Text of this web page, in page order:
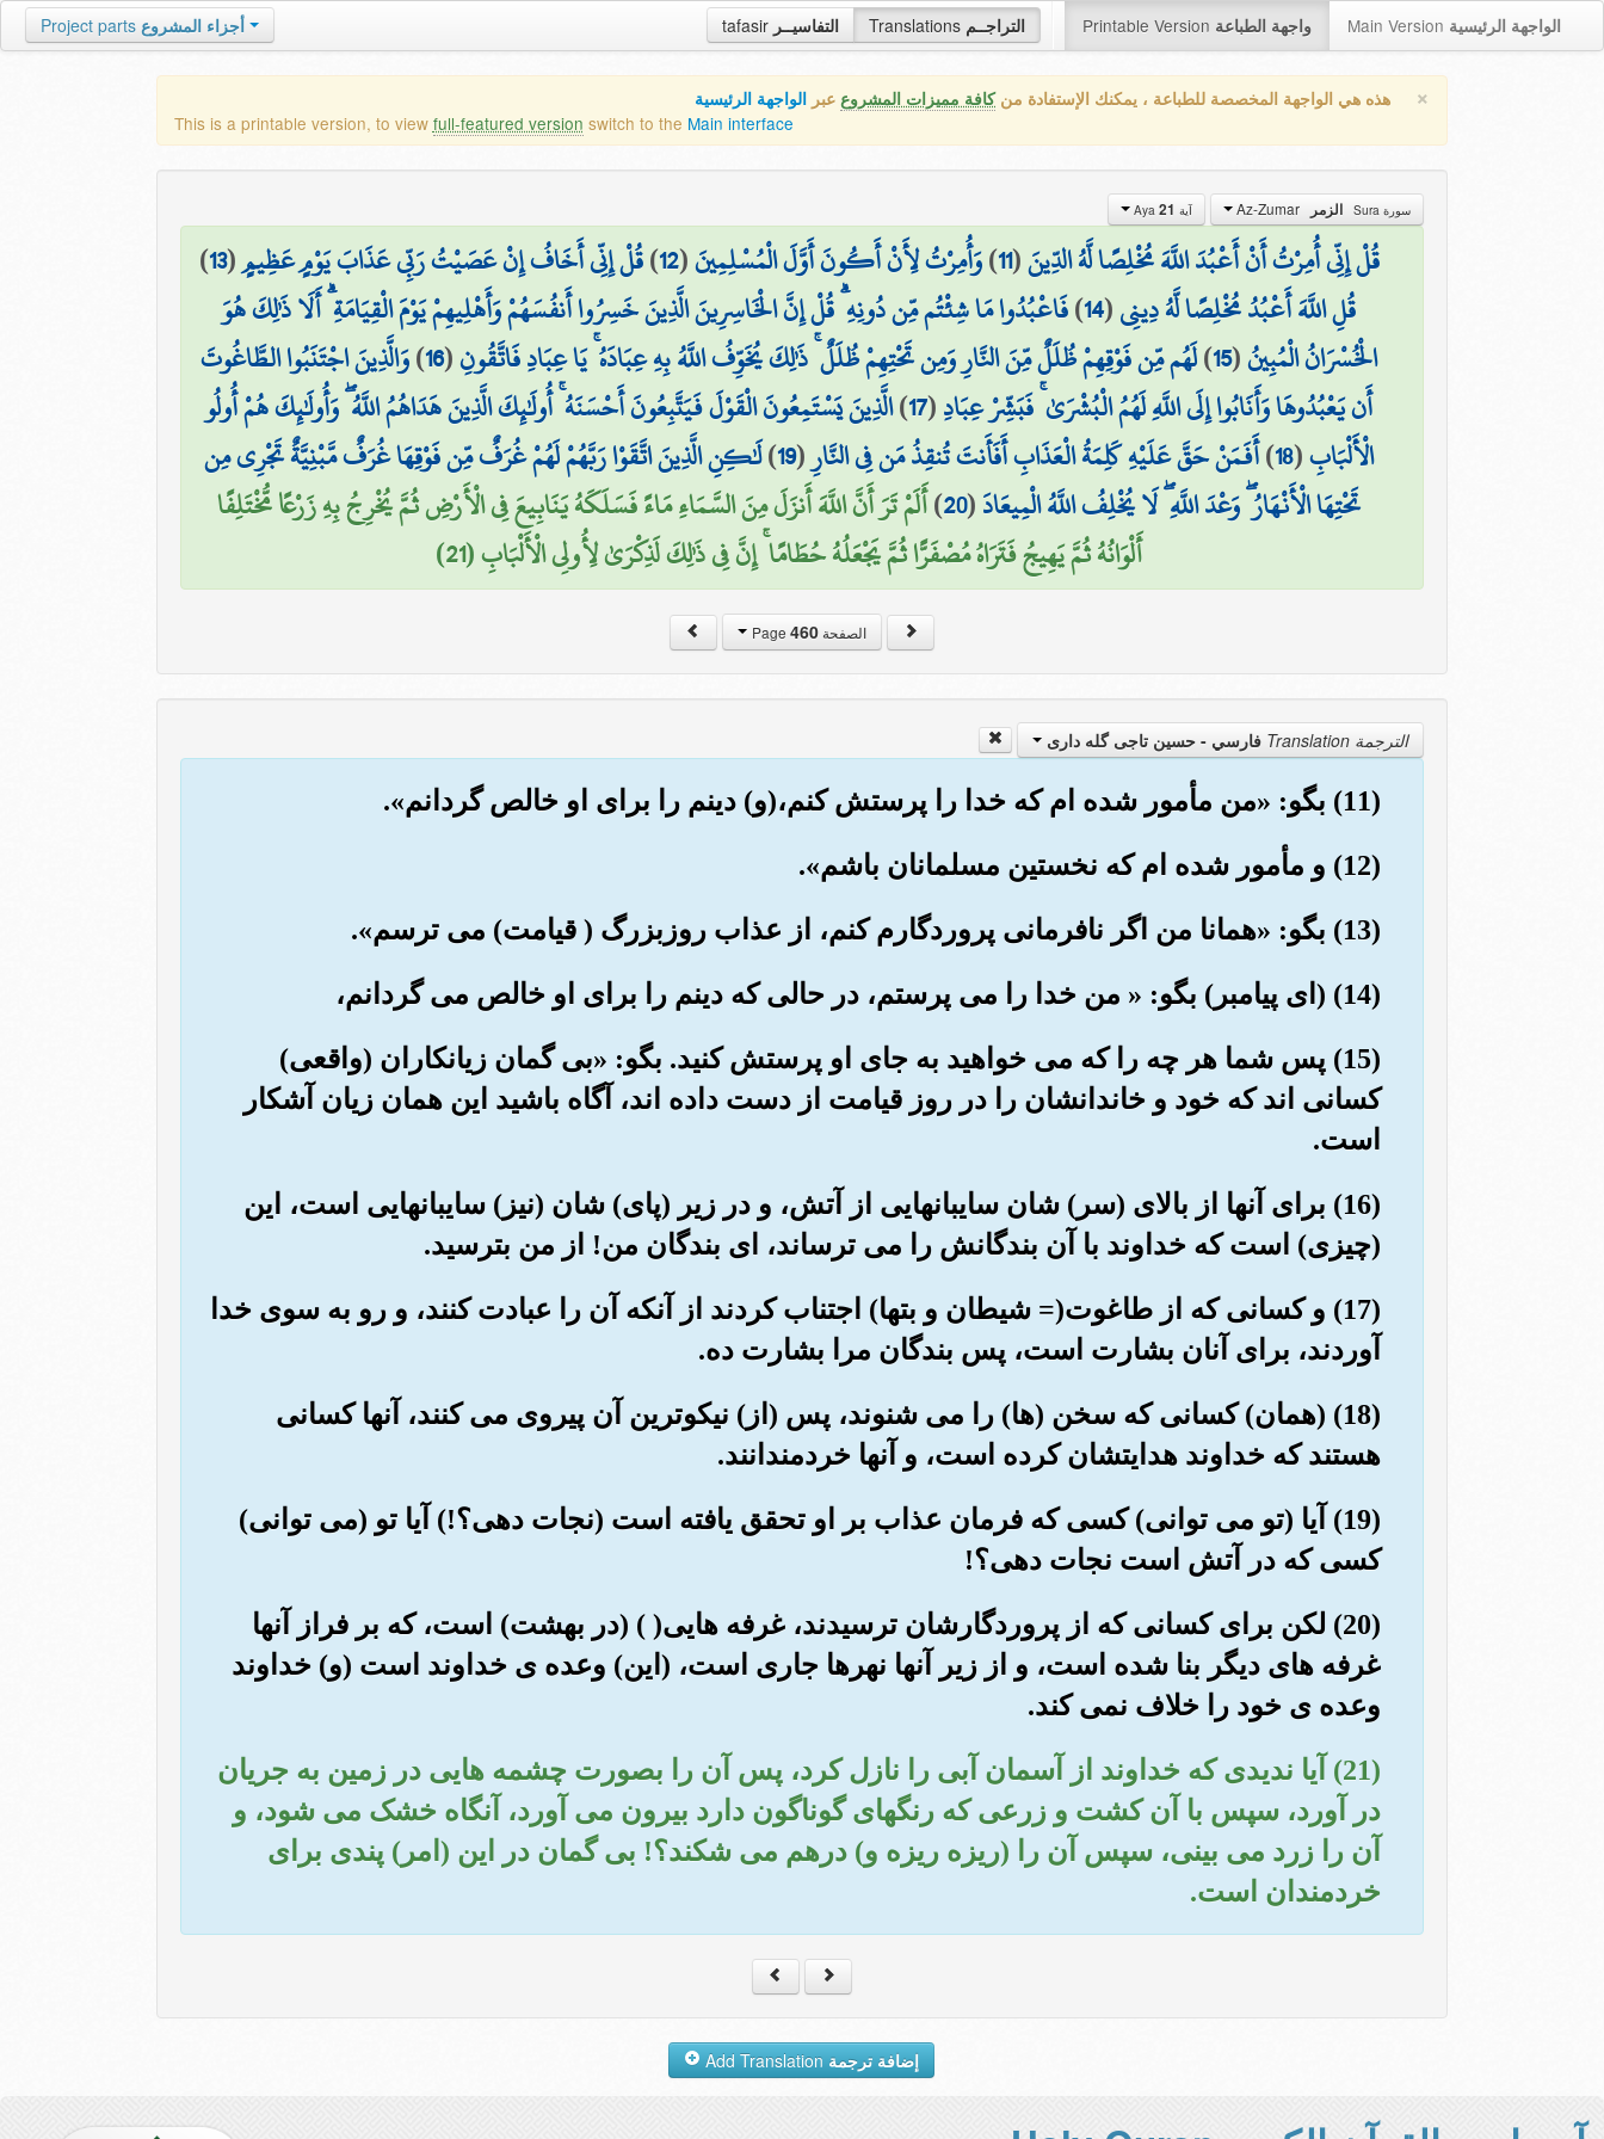
tafasir التفاسيــر Translations التراجــم Printable Version واجهة الطباعة Main Version الواجهة الرئيسية Project parts أجزاء المشروع
× هذه هي الواجهة المخصصة للطباعة ، يمكنك الإستفادة منكافة مميزات المشروع عبر الواجهة الرئيسية
This is a printable version, to view full-featured version switch to the Main interface
سورة Sura الزمر آية Aya 21
قُلْ إِنِّي أُمِرْتُ أَنْ أَعْبُدَ اللَّهَ مُخْلِصًا لَّهُ الدِّينَ(
11
)وَأُمِرْتُ لِأَنْ أَكُونَ أَوَّلَ الْمُسْلِمِينَ(
12
)قُلْ إِنِّي أَخَافُ إِنْ عَصَيْتُ رَبِّي عَذَابَ يَوْمٍ عَظِيمٍ(
13
)
قُلِ اللَّهَ أَعْبُدُ مُخْلِصًا لَّهُ دِينِي(
14
)فَاعْبُدُوا مَا شِئْتُم مِّن دُونِهِ ۗ قُلْ إِنَّ الْخَاسِرِينَ الَّذِينَ خَسِرُوا أَنفُسَهُمْ وَأَهْلِيهِمْ يَوْمَ الْقِيَامَةِ ۗ أَلَا ذَٰلِكَ هُوَ
الْخُسْرَانُ الْمُبِينُ(
15
)لَهُم مِّن فَوْقِهِمْ ظُلَلٌ مِّنَ النَّارِ وَمِن تَحْتِهِمْ ظُلَلٌ ۚ ذَٰلِكَ يُخَوِّفُ اللَّهُ بِهِ عِبَادَهُ ۚ يَا عِبَادِ فَاتَّقُونِ(
16
)وَالَّذِينَ اجْتَنَبُوا الطَّاغُوتَ
أَن يَعْبُدُوهَا وَأَنَابُوا إِلَى اللَّهِ لَهُمُ الْبُشْرَىٰ ۚ فَبَشِّرْ عِبَادِ(
17
)الَّذِينَ يَسْتَمِعُونَ الْقَوْلَ فَيَتَّبِعُونَ أَحْسَنَهُ ۚ أُولَٰئِكَ الَّذِينَ هَدَاهُمُ اللَّهُ ۖ وَأُولَٰئِكَ هُمْ أُولُو
الْأَلْبَابِ(
18
)أَفَمَنْ حَقَّ عَلَيْهِ كَلِمَةُ الْعَذَابِ أَفَأَنتَ تُنقِذُ مَن فِي النَّارِ(
19
)لَٰكِنِ الَّذِينَ اتَّقَوْا رَبَّهُمْ لَهُمْ غُرَفٌ مِّن فَوْقِهَا غُرَفٌ مَّبْنِيَّةٌ تَجْرِي مِن
تَحْتِهَا الْأَنْهَارُ ۖ وَعْدَ اللَّهِ ۖ لَا يُخْلِفُ اللَّهُ الْمِيعَادَ(
20
)أَلَمْ تَرَ أَنَّ اللَّهَ أَنزَلَ مِنَ السَّمَاءِ مَاءً فَسَلَكَهُ يَنَابِيعَ فِي الْأَرْضِ ثُمَّ يُخْرِجُ بِهِ زَرْعًا مُّخْتَلِفًا
أَلْوَانُهُ ثُمَّ يَهِيجُ فَتَرَاهُ مُصْفَرًّا ثُمَّ يَجْعَلُهُ حُطَامًا ۚ إِنَّ فِي ذَٰلِكَ لَذِكْرَىٰ لِأُولِي الْأَلْبَابِ (21)
الصفحة Page460
الترجمة Translation فارسي - حسین تاجی گله داری
(11) بگو: «من مأمور شده ام که خدا را پرستش کنم،(و) دینم را برای او خالص گردانم».
(12) و مأمور شده ام که نخستین مسلمانان باشم».
(13) بگو: «همانا من اگر نافرمانی پروردگارم کنم، از عذاب روزبزرگ ( قیامت) می ترسم».
(14) (ای پیامبر) بگو: « من خدا را می پرستم، در حالی که دینم را برای او خالص می گردانم،
(15) پس شما هر چه را که می خواهید به جای او پرستش کنید. بگو: «بی گمان زیانکاران (واقعی)
کسانی اند که خود و خاندانشان را در روز قیامت از دست داده اند، آگاه باشید این همان زیان آشکار
است.
(16) برای آنها از بالای (سر) شان سایبانهایی از آتش، و در زیر (پای) شان (نیز) سایبانهایی است، این
(چیزی) است که خداوند با آن بندگانش را می ترساند، ای بندگان من! از من بترسید.
(17) و کسانی که از طاغوت(= شیطان و بتها) اجتناب کردند از آنکه آن را عبادت کنند، و رو به سوی خدا
آوردند، برای آنان بشارت است، پس بندگان مرا بشارت ده.
(18) (همان) کسانی که سخن (ها) را می شنوند، پس (از) نیکوترین آن پیروی می کنند، آنها کسانی
هستند که خداوند هدایتشان کرده است، و آنها خردمندانند.
(19) آیا (تو می توانی) کسی که فرمان عذاب بر او تحقق یافته است (نجات دهی؟!) آیا تو (می توانی)
کسی که در آتش است نجات دهی؟!
(20) لکن برای کسانی که از پروردگارشان ترسیدند، غرفه هایی( ) (در بهشت) است، که بر فراز آنها
غرفه های دیگر بنا شده است، و از زیر آنها نهرها جاری است، (این) وعده ی خداوند است (و) خداوند
وعده ی خود را خلاف نمی کند.
(21) آیا ندیدی که خداوند از آسمان آبی را نازل کرد، پس آن را بصورت چشمه هایی در زمین به جریان
در آورد، سپس با آن کشت و زرعی که رنگهای گوناگون دارد بیرون می آورد، آنگاه خشک می شود، و
آن را زرد می بینی، سپس آن را (ریزه ریزه و) درهم می شکند؟! بی گمان در این (امر) پندی برای
خردمندان است.
إضافة ترجمة